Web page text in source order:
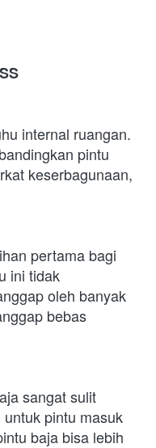
internal ruangan.
pintu
keserbagunaan,
pertama bagi
ini tidak
oleh banyak
bebas
sangat sulit
pintu masuk
baja bisa lebih